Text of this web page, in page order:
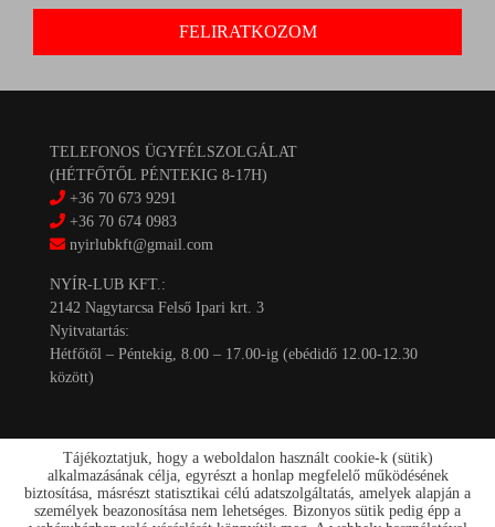
TELEFONOS ÜGYFÉLSZOLGÁLAT
(HÉTFŐTŐL PÉNTEKIG 8-17H)
+36 70 673 9291
+36 70 674 0983
nyirlubkft@gmail.com
NYÍR-LUB KFT.:
2142 Nagytarcsa Felső Ipari krt. 3
Nyitvatartás:
Hétfőtől – Péntekig, 8.00 – 17.00-ig (ebédidő 12.00-12.30
között)
Kapcsolat
Tájékoztatjuk, hogy a weboldalon használt cookie-k (sütik)
alkalmazásának célja, egyrészt a honlap megfelelő működésének
biztosítása, másrészt statisztikai célú adatszolgáltatás, amelyek alapján a
személyek beazonosítása nem lehetséges. Bizonyos sütik pedig épp a